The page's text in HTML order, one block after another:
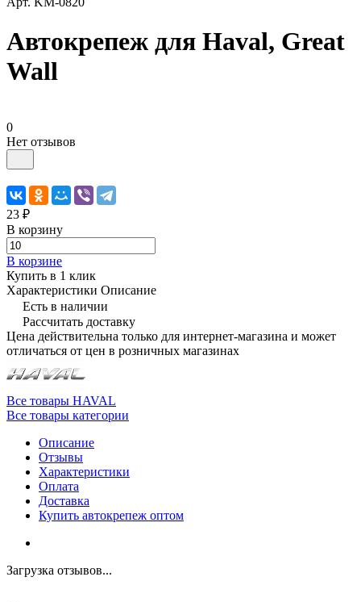
Автокрепеж для Haval, Great
Wall
0
Нет отзывов
23 ₽
В корзину
В корзине
Купить в 1 клик
Характеристики Описание
Есть в наличии
Рассчитать доставку
Цена действительна только для интернет-магазина и может
отличаться от цен в розничных магазинах
Все товары HAVAL
Все товары категории
Описание
Отзывы
Характеристики
Оплата
Доставка
Купить автокрепеж оптом
Загрузка отзывов...